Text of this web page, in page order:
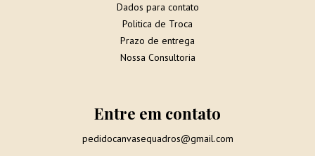
Dados para contato
Politica de Troca
Prazo de entrega
Nossa Consultoria
Entre em contato
pedidocanvasequadros@gmail.com